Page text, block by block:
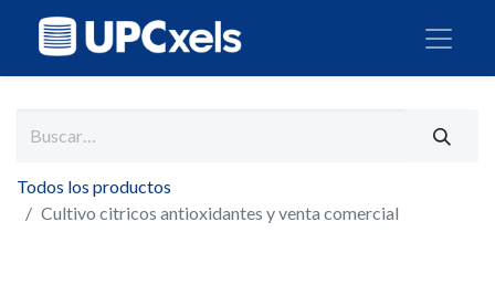
Todos los productos
Cultivo citricos antioxidantes y venta comercial